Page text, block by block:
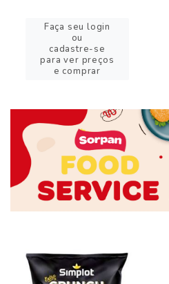
Faça seu login
ou
cadastre-se
para ver preços
e comprar